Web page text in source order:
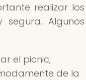
realizar los
Algunos
el picnic,
de la